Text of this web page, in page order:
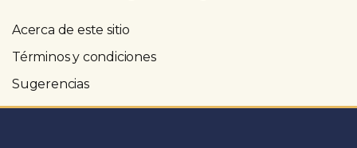
Acerca de este sitio
Términos y condiciones
Sugerencias